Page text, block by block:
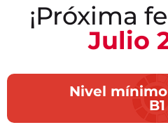
¡Próxima
Julio
Nivel
B1